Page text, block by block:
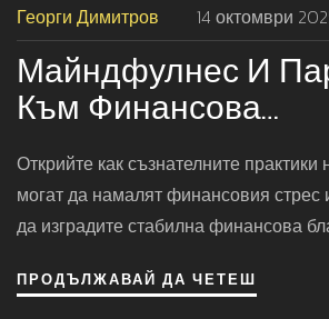
Георги Димитров 14 октомври
Майндфулнес И
Към Финансова
Благосъстояние
Открийте как съзнателните
могат да намалят финансовия стрес
да изградите стабилна финансова
ПРОДЪЛЖАВАЙ ДА ЧЕТЕШ